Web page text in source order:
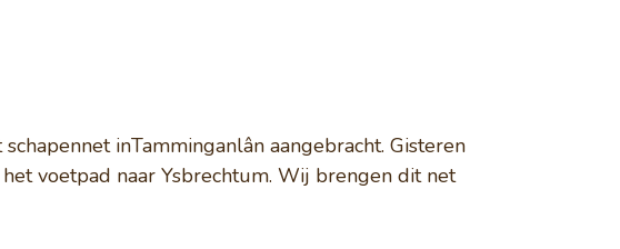
inTamminganlân aangebracht. Gisteren
voetpad naar Ysbrechtum. Wij brengen dit net